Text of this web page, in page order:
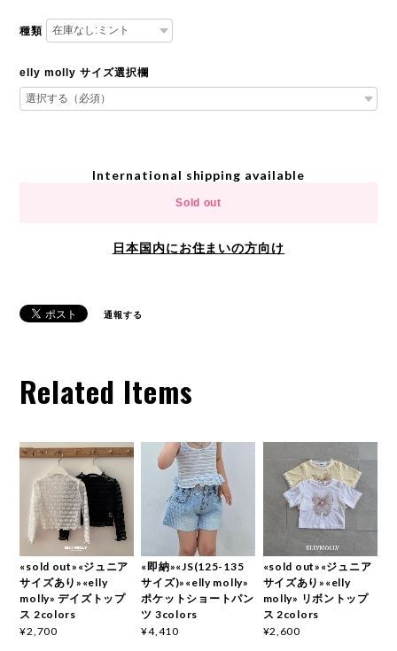
種類
elly molly サイズ選択欄
International shipping available
Sold out
日本国内にお住まいの方向け
通報する
Related Items
«sold out»«ジュニア
サイズあり»«elly
molly» デイズトップ
ス 2colors
¥2,700
«即納»«JS(125-135
サイズ)»«elly molly»
ポケットショートパン
ツ 3colors
¥4,410
«sold out»«ジュニア
サイズあり»«elly
molly» リボントップ
ス 2colors
¥2,600